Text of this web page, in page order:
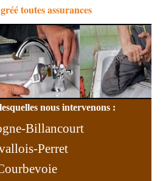
toutes assurances
nous intervenons :
Billancourt
Perret